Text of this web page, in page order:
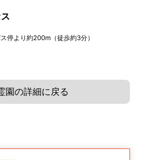
停より約200m（徒歩約3分）
園の詳細に戻る